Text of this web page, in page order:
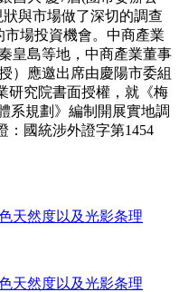
與市場做了深切的調查
場投資機會。中商產業
皇島等地，中商產業董事
）應邀出席由慶陽市委組
研究院書面授權，就《梅
系規劃》編制開展實地調
：國統涉外證字第1454
天然度以及光影条理
天然度以及光影条理